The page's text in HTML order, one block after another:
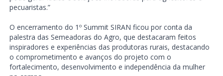
pecuaristas.”
O encerramento do 1º Summit SIRAN ficou por conta da
palestra das Semeadoras do Agro, que destacaram feitos
inspiradores e experiências das produtoras rurais, destacando
o comprometimento e avanços do projeto com o
fortalecimento, desenvolvimento e independência da mulher